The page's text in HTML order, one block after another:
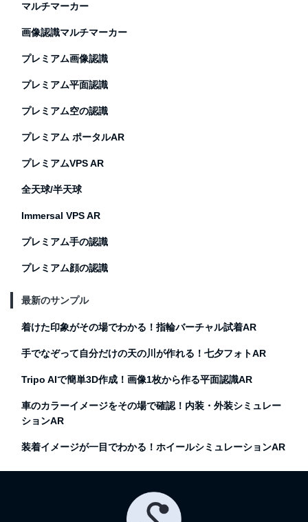
マルチマーカー
画像認識マルチマーカー
プレミアム画像認識
プレミアム平面認識
プレミアム空の認識
プレミアム ポータルAR
プレミアムVPS AR
全天球/半天球
Immersal VPS AR
プレミアム手の認識
プレミアム顔の認識
最新のサンプル
着けた印象がその場でわかる！指輪バーチャル試着AR
手でなぞって自分だけの天の川が作れる！七夕フォトAR
Tripo AIで簡単3D作成！画像1枚から作る平面認識AR
車のカラーイメージをその場で確認！内装・外装シミュレー
ションAR
装着イメージが一目でわかる！ホイールシミュレーションAR